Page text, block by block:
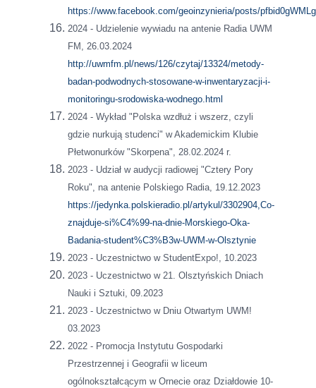
https://www.facebook.com/geoinzynieria/posts/
2024 - Udzielenie wywiadu na antenie Radia UWM
FM, 26.03.2024
http://uwmfm.pl/news/126/czytaj/13324/metody-
badan-podwodnych-stosowane-w-inwentaryzacji-i-
monitoringu-srodowiska-wodnego.html
2024 - Wykład "Polska wzdłuż i wszerz, czyli
gdzie nurkują studenci" w Akademickim Klubie
Płetwonurków "Skorpena", 28.02.2024 r.
2023 - Udział w audycji radiowej "Cztery Pory
Roku", na antenie Polskiego Radia, 19.12.2023
https://jedynka.polskieradio.pl/artykul/3302904,Co-
znajduje-si%C4%99-na-dnie-Morskiego-Oka-
Badania-student%C3%B3w-UWM-w-Olsztynie
2023 - Uczestnictwo w StudentExpo!, 10.2023
2023 - Uczestnictwo w 21. Olsztyńskich Dniach
Nauki i Sztuki, 09.2023
2023 - Uczestnictwo w Dniu Otwartym UWM!
03.2023
2022 - Promocja Instytutu Gospodarki
Przestrzennej i Geografii w liceum
ogólnokształcącym w Ornecie oraz Działdowie 10-